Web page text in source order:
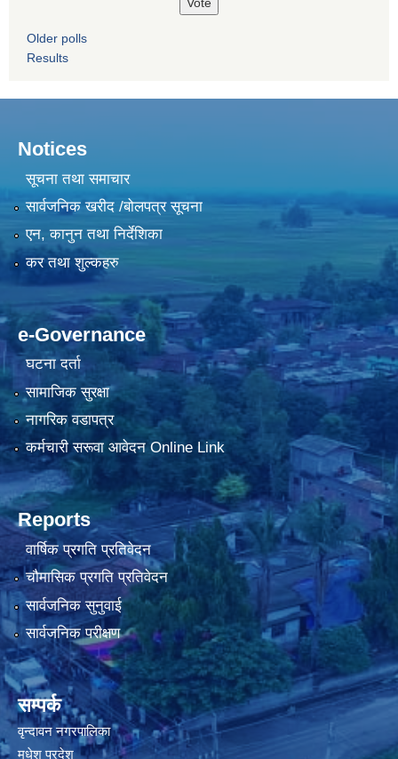
Older polls
Results
Notices
सूचना तथा समाचार
सार्वजनिक खरीद /बोलपत्र सूचना
एन, कानुन तथा निर्देशिका
कर तथा शुल्कहरु
e-Governance
घटना दर्ता
सामाजिक सुरक्षा
नागरिक वडापत्र
कर्मचारी सरूवा आवेदन Online Link
Reports
वार्षिक प्रगति प्रतिवेदन
चौमासिक प्रगति प्रतिवेदन
सार्वजनिक सुनुवाई
सार्वजनिक परीक्षण
सम्पर्क
वृन्दावन नगरपालिका
मधेश प्रदेश